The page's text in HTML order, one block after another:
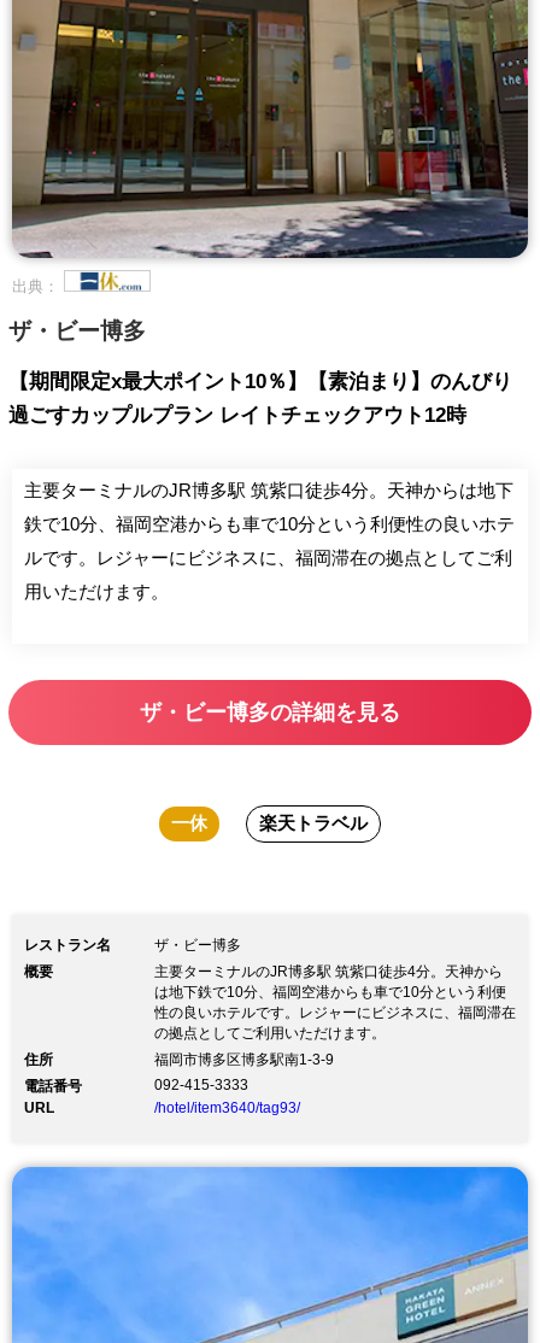
出典：
ザ・ビー博多
【期間限定x最大ポイント10％】【素泊まり】のんびり
過ごすカップルプラン レイトチェックアウト12時
主要ターミナルのJR博多駅 筑紫口徒歩4分。天神からは地下
鉄で10分、福岡空港からも車で10分という利便性の良いホテ
ルです。レジャーにビジネスに、福岡滞在の拠点としてご利
用いただけます。
ザ・ビー博多の詳細を見る
一休 楽天トラベル
レストラン名
ザ・ビー博多
概要
主要ターミナルのJR博多駅 筑紫口徒歩4分。天神から
は地下鉄で10分、福岡空港からも車で10分という利便
性の良いホテルです。レジャーにビジネスに、福岡滞在
の拠点としてご利用いただけます。
住所
福岡市博多区博多駅南1-3-9
電話番号
092-415-3333
URL
/hotel/item3640/tag93/